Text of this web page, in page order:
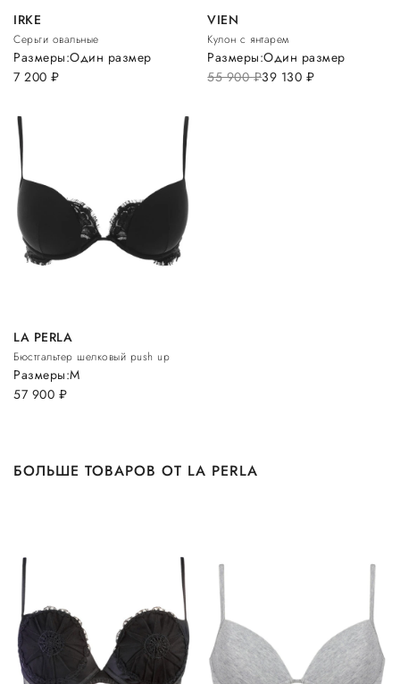
IRKE
Серьги овальные
7 200 руб.
Размеры:Один размер
VIEN
Кулон с янтарем
55 900руб.39 130 руб.
Размеры:Один размер
LA PERLA
Бюстгальтер шелковый push up
57 900 руб.
Размеры:M
БОЛЬШЕ ТОВАРОВ ОТ LA PERLA